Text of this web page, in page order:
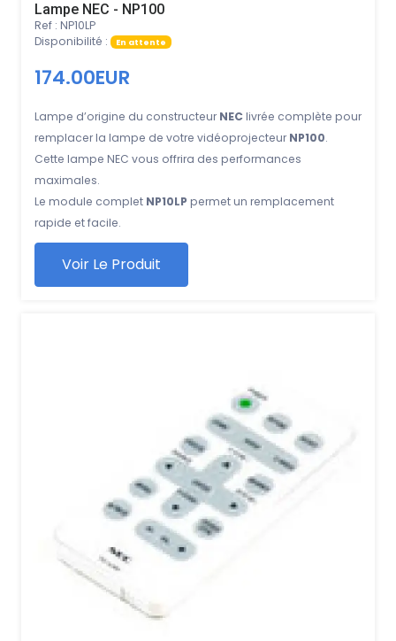
Lampe NEC - NP100
Ref : NP10LP
Disponibilité :
En attente
174.00EUR
Lampe d’origine du constructeur NEClivrée complète pour
remplacer la lampe de votre vidéoprojecteur NP100.
Cette lampe NEC vous offrira des performances
maximales.
Le module complet NP10LP permet un remplacement
rapide et facile.
Voir Le Produit